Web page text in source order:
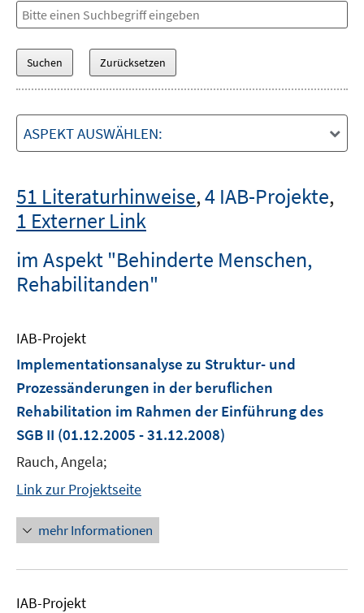
ASPEKT AUSWÄHLEN:
51 Literaturhinweise,4 IAB-Projekte,
1 Externer Link
im Aspekt "Behinderte Menschen,
Rehabilitanden"
IAB-Projekt
Implementationsanalyse zu Struktur- und
Prozessänderungen in der beruflichen
Rehabilitation im Rahmen der Einführung des
SGB II (01.12.2005 - 31.12.2008)
Rauch, Angela;
Link zur Projektseite
mehr Informationen
IAB-Projekt